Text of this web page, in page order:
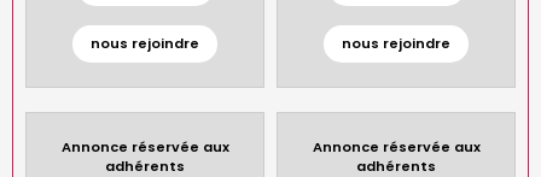
nous rejoindre nous rejoindre
Annonce réservée aux
adhérents
Annonce réservée aux
adhérents